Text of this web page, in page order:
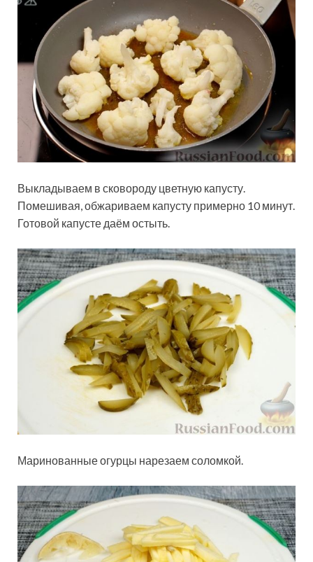
Выкладываем в сковороду цветную капусту.
Помешивая, обжариваем капусту примерно 10 минут.
Готовой капусте даём остыть.
Маринованные огурцы нарезаем соломкой.